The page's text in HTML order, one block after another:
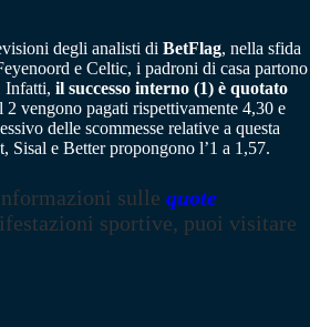
degli analisti di BetFlag, nella sfida
e Celtic, i padroni di casa partono
Infatti, il successo interno (1) è quotato
vengono pagati rispettivamente 4,30 e
delle scommesse relative a questa
Sisal e Better propongono l’1 a 1,57.
sulle quote
sportive, puoi visitare